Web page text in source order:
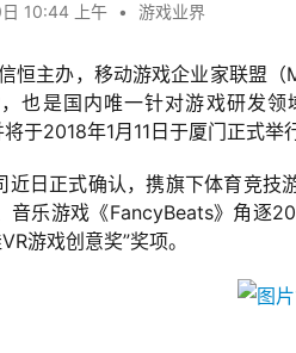
10:44 上午 • 游戏业界
恒主办，移动游戏企业家联盟
也是国内唯一针对游戏研发
于2018年1月11日于厦门正式举
近日正式确认，携旗下体育竞
音乐游戏《FancyBeats》角逐
游戏创意奖”奖项。